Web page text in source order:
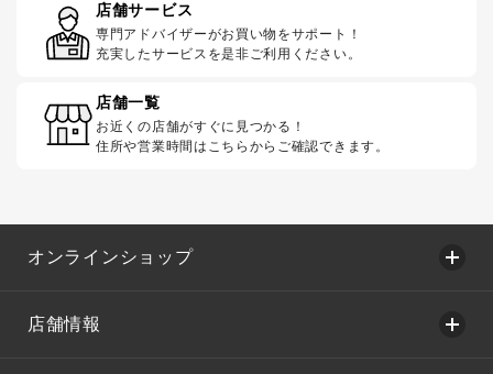
店舗サービス
専門アドバイザーがお買い物をサポート！
充実したサービスを是非ご利用ください。
店舗一覧
お近くの店舗がすぐに見つかる！
住所や営業時間はこちらからご確認できます。
オンラインショップ
店舗情報